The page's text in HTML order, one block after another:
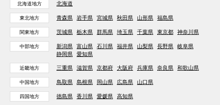
北海道地方 北海道
東北地方 青森県 岩手県 宮城県 秋田県 山形県 福島県
関東地方 茨城県 栃木県 群馬県 埼玉県 千葉県 東京都 神奈川県
中部地方 新潟県 富山県 石川県 福井県 山梨県 長野県
岐阜県
静岡県
愛知県
近畿地方 三重県 滋賀県 京都府 大阪府 兵庫県 奈良県 和歌山県
中国地方 鳥取県 島根県 岡山県 広島県 山口県
四国地方 徳島県 香川県 愛媛県 高知県